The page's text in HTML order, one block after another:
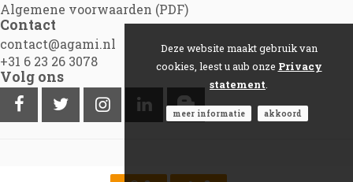
Algemene voorwaarden (PDF)
Contact
contact@agami.nl
+31 6 23 26 3078
Volg ons
Agami.nl|Powered by Picture Pack
Deze website maakt gebruik van
cookies, leest u aub onze Privacy
statement
meer informatie akkoord